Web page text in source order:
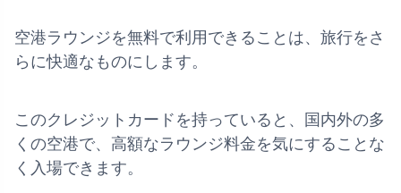
空港ラウンジを無料で利用できることは、旅行をさ
らに快適なものにします。
このクレジットカードを持っていると、国内外の多
くの空港で、高額なラウンジ料金を気にすることな
く入場できます。